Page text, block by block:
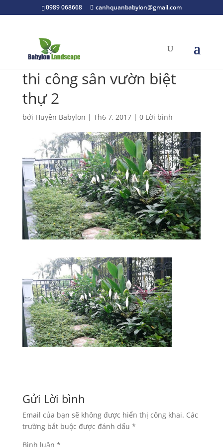
0989 068668 canhquanbabylon@gmail.com
thi công sân vườn biệt
thự 2
bởi Huyền Babylon | Th6 7, 2017| 0 Lời bình
Gửi Lời bình
Email của bạn sẽ không được hiển thị công khai. Các
trường bắt buộc được đánh dấu *
Bình luận *